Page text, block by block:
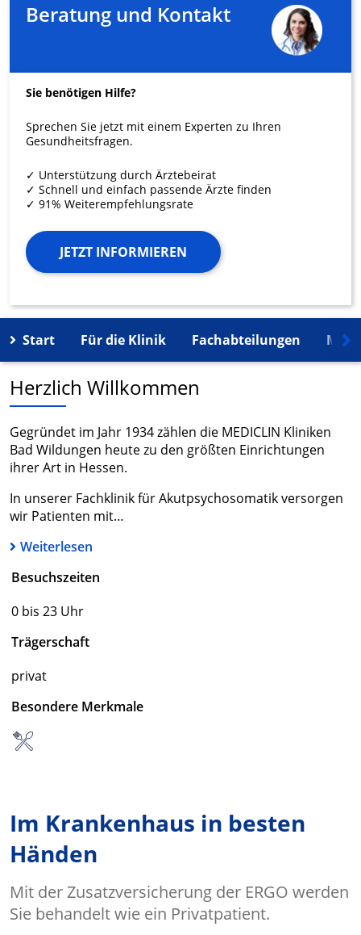
Beratung und Kontakt
Sie benötigen Hilfe?
Sprechen Sie jetzt mit einem Experten zu Ihren
Gesundheitsfragen.
✓ Unterstützung durch Ärztebeirat
✓ Schnell und einfach passende Ärzte finden
✓ 91% Weiterempfehlungsrate
JETZT INFORMIEREN
Start Für die Klinik Fachabteilungen
Herzlich Willkommen
Gegründet im Jahr 1934 zählen die MEDICLIN Kliniken
Bad Wildungen heute zu den größten Einrichtungen
ihrer Art in Hessen.
In unserer Fachklinik für Akutpsychosomatik versorgen
wir Patienten mit…
Weiterlesen
Besuchszeiten
0 bis 23 Uhr
Trägerschaft
privat
Besondere Merkmale
Im Krankenhaus in besten
Händen
Mit der Zusatzversicherung der ERGO werden
Sie behandelt wie ein Privatpatient.